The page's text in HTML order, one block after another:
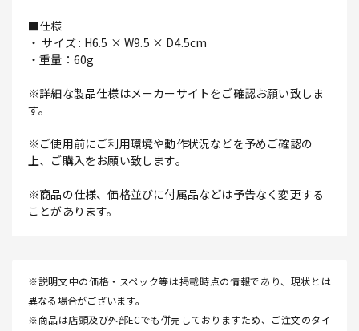
■仕様
・ サイズ : H6.5 × W9.5 × D4.5cm
・重量：60g
※詳細な製品仕様はメーカーサイトをご確認お願い致しま
す。
※ご使用前にご利用環境や動作状況などを予めご確認の
上、ご購入をお願い致します。
※商品の仕様、価格並びに付属品などは予告なく変更する
ことがあります。
※説明文中の価格・スペック等は掲載時点の情報であり、現状とは
異なる場合がございます。
※商品は店頭及び外部ECでも併売しておりますため、ご注文のタイ